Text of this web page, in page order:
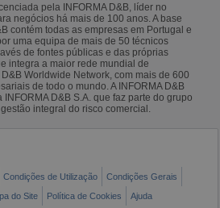
pela INFORMA D&B, líder no
negócios há mais de 100 anos. A base
contém todas as empresas em Portugal e
uma equipa de mais de 50 técnicos
de fontes públicas e das próprias
integra a maior rede mundial de
Worldwide Network, com mais de 600
de todo o mundo. A INFORMA D&B
D&B S.A. que faz parte do grupo
integral do risco comercial.
Condições de Utilização
Condições Gerais
do Site Política de Cookies Ajuda